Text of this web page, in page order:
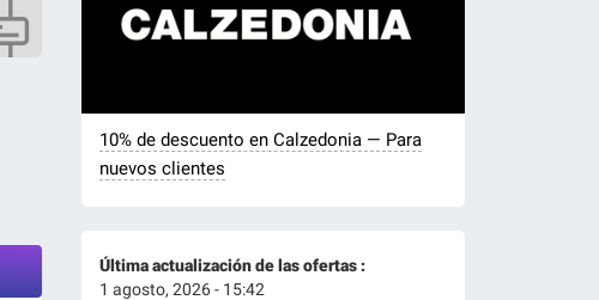
10% de descuento en Calzedonia — Para
nuevos clientes
Última actualización de las ofertas :
1 agosto, 2026 - 15:42